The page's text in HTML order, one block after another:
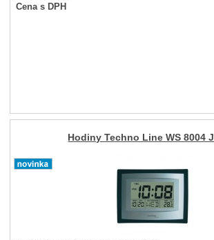
Cena s DPH
Hodiny Techno Line WS 8004